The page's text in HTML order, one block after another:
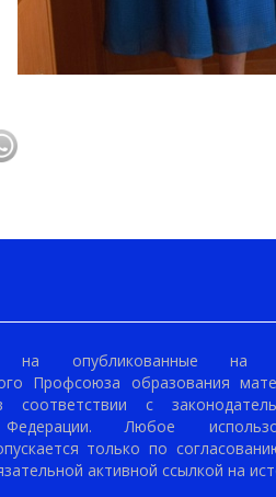
опубликованные на
Профсоюза образования
соответствии с
Любое
только по
активной ссылкой на